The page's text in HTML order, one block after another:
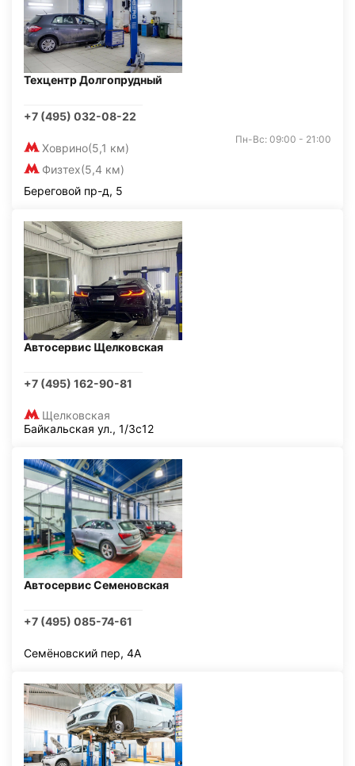
Техцентр Долгопрудный
+7 (495) 032-08-22
Ховрино(5,1 км)
Физтех(5,4 км)
Пн-Вс: 09:00 - 21:00
Береговой пр-д, 5
Автосервис Щелковская
+7 (495) 162-90-81
Щелковская
Байкальская ул., 1/3с12
Автосервис Семеновская
+7 (495) 085-74-61
Семёновский пер, 4А